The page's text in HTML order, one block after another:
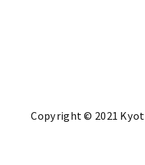
Copyright © 2021